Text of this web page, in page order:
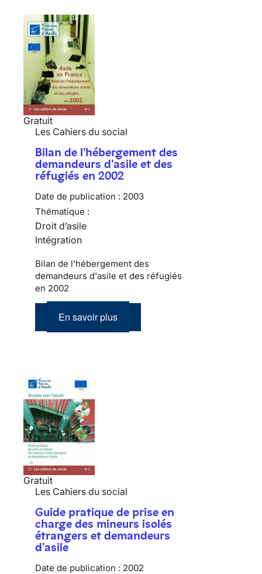
Gratuit
Les Cahiers du social
Bilan de l'hébergement des
demandeurs d'asile et des
réfugiés en 2002
Date de publication : 2003
Thématique :
Droit d’asile
Intégration
Bilan de l'hébergement des
demandeurs d'asile et des réfugiés
en 2002
En savoir plus
Gratuit
Les Cahiers du social
Guide pratique de prise en
charge des mineurs isolés
étrangers et demandeurs
d'asile
Date de publication : 2002